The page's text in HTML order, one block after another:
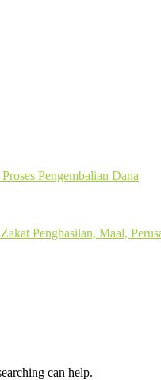
Pengembalian Dana
Penghasilan, Maal,
can help.